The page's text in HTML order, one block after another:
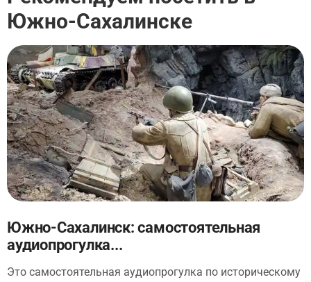
Южно-Сахалинске
Южно-Сахалинск: самостоятельная
аудиопрогулка...
Это самостоятельная аудиопрогулка по историческому